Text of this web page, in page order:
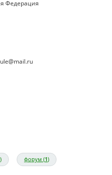
Федерация
) форум (1)